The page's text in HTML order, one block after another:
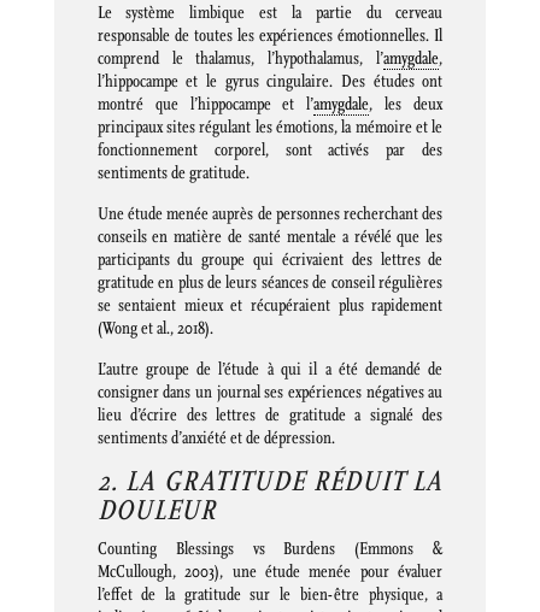
Le système limbique est la partie du cerveau
responsable de toutes les expériences émotionnelles. Il
comprend le thalamus, l’hypothalamus, l’amygdale,
l’hippocampe et le gyrus cingulaire. Des études ont
montré que l’hippocampe et l’amygdale, les deux
principaux sites régulant les émotions, la mémoire et le
fonctionnement corporel, sont activés par des
sentiments de gratitude.
Une étude menée auprès de personnes recherchant des
conseils en matière de santé mentale a révélé que les
participants du groupe qui écrivaient des lettres de
gratitude en plus de leurs séances de conseil régulières
se sentaient mieux et récupéraient plus rapidement
(Wong et al., 2018).
L’autre groupe de l’étude à qui il a été demandé de
consigner dans un journal ses expériences négatives au
lieu d’écrire des lettres de gratitude a signalé des
sentiments d’anxiété et de dépression.
2. LA GRATITUDE RÉDUIT LA
DOULEUR
Counting Blessings vs Burdens (Emmons &
McCullough, 2003), une étude menée pour évaluer
l’effet de la gratitude sur le bien-être physique, a